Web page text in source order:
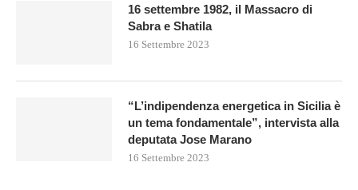
16 settembre 1982, il Massacro di
Sabra e Shatila
16 Settembre 2023
“L’indipendenza energetica in Sicilia è
un tema fondamentale”, intervista alla
deputata Jose Marano
16 Settembre 2023